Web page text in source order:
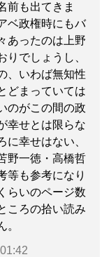
前も出てきま
政権時にもバ
あったのは上野
りでしょうし、
、いわば無知性
どまっていては
のがこの間の政
せとは限らな
に幸せはない、
野一徳・高橋哲
等も参考になり
らいのページ数
ころの拾い読み
。